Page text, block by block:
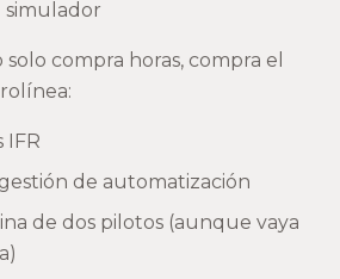
simulador
compra horas, compra el
IFR
de automatización
de dos pilotos (aunque vaya